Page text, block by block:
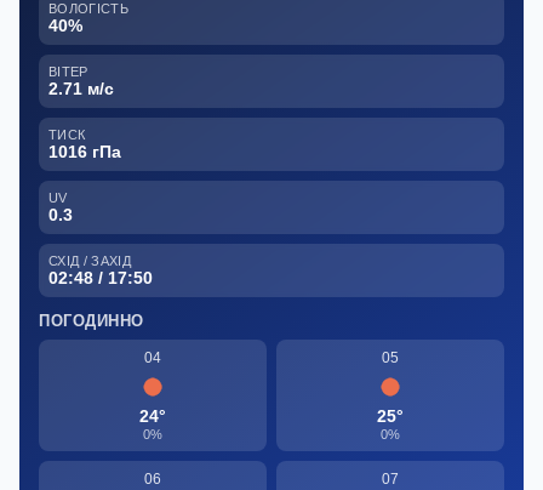
ВОЛОГІСТЬ
40%
ВІТЕР
2.71 м/с
ТИСК
1016 гПа
UV
0.3
СХІД / ЗАХІД
02:48 / 17:50
ПОГОДИННО
04
24°
0%
05
25°
0%
06 07